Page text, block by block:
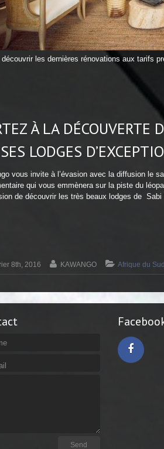
découvrir les dernières rénovations aux tarifs
À LA DÉCOUVERTE
LODGES
vous invite à l’évasion avec la diffusion le
qui vous emmènera sur la piste du
de découvrir les très beaux lodges de
8th, 2016 KAWANGO Afrique du Sud